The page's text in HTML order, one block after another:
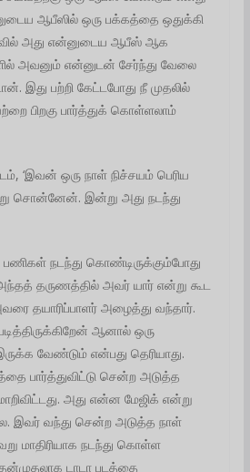
ஆபீஸில் ஒரு பக்கத்தை ஒதுக்கி
அது என்னுடைய ஆபீஸ் ஆக
அவனும் என்னுடன் சேர்ந்து வேலை
இது பற்றி கேட்டபோது நீ முதலில்
பிறகு பார்த்துக் கொள்ளலாம்
‘இவன் ஒரு நாள் நிச்சயம் பெரிய
சொன்னேன். இன்று அது நடந்து
பணிகள் நடந்து கொண்டிருக்கும்போது
தருணத்தில் அவர் யார் என்று கூட
தயாரிப்பாளர் அழைத்து வந்தார்.
ஆனால் ஒரு
வேண்டும் என்பது தெரியாது.‌
பார்த்துவிட்டு சென்ற அடுத்த
அது என்ன மேஜிக் என்று
இவர் வந்து சென்ற அடுத்த நாள்
மாதிரியாக நடந்து கொள்ள
டாடா படத்தை